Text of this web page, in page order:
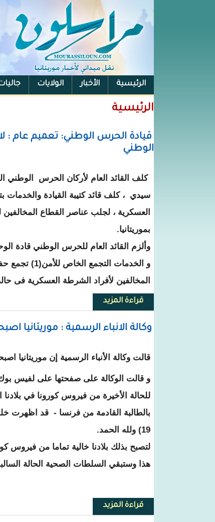
الرئيسية الأخبار الولايات
الفيس بوك
الرئيسية
قيادة الحرس الوطني: تعميم عام :
الوطني
كلف القائد العام لأركان الحرس الوطني
سيدي ، كلف قائد كتيبة القيادة
العسكرية ، لجلب عناصر القطاع
بموريتانيا.
وألزم القائد العام للحرس الوطني قادة
المخالفين لأفراد الشرطة العسكرية فى
قراءة المزيدحول قيادة الحرس الوطني:
وكالة الانباء الرسمية : موريتانيا
قالت وكالة الأنباء الرسمية إن موريتانيا
و قالت الوكالة على صفحتها على لفيس
للحالة الأخيرة من فيروس كورونا في بلادنا
بالطالبة القادمة من فرنسا - قد اظهرت
19) ولله الحمد.
لتصبح بذلك بلادنا خالية تماما من فيروس
هذا وستبقي السلطات الصحية الحالة السالبة
قراءة المزيدحول وكالة الانباء الرسمية :